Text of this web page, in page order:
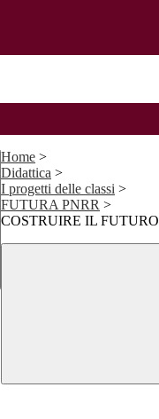
Home >
Didattica >
I progetti delle classi >
FUTURA PNRR >
COSTRUIRE IL FUTURO